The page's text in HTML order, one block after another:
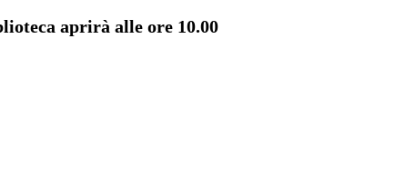
aprirà alle ore 10.00